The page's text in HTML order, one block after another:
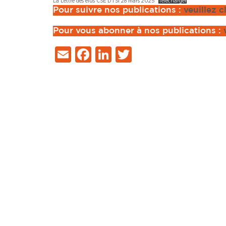
Pour suivre nos publications : veuillez
Pour vous abonner à nos publications :
EmailFacebook
LinkedIn